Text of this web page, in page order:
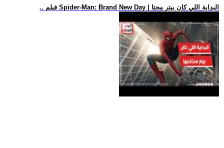
.. فيلم Spider-Man: Brand New Day | البداية اللي كان بيتر محتا